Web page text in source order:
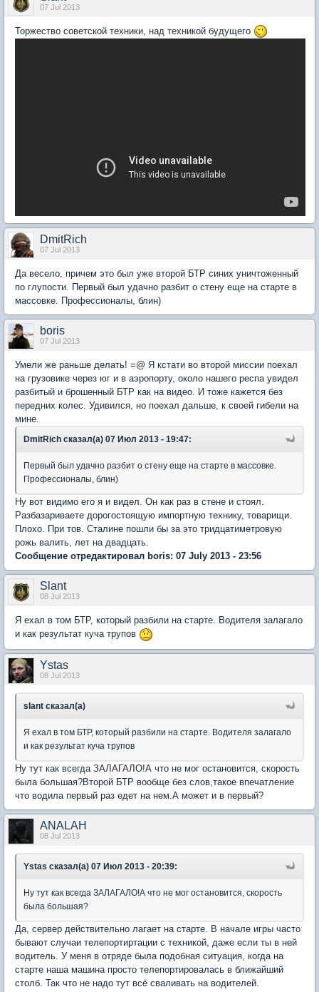
07 Jul 2013
Торжество советской техники, над техникой будущего
DmitRich
07 Jul 2013
Да весело, причем это был уже второй БТР синих уничтоженный
по глупости. Первый был удачно разбит о стену еще на старте в
массовке. Профессионалы, блин)
boris
07 Jul 2013
Умели же раньше делать! =@ Я кстати во второй миссии поехал
на грузовике через юг и в аэропорту, около нашего респа увидел
разбитый и брошенный БТР как на видео. И тоже кажется без
передних колес. Удивился, но поехал дальше, к своей гибели на
мине.
DmitRich сказал(а) 07 Июл 2013 - 19:47:
Первый был удачно разбит о стену еще на старте в массовке.
Профессионалы, блин)
Ну вот видимо его я и видел. Он как раз в стене и стоял.
Разбазариваете дорогостоящую импортную технику, товарищи.
Плохо. При тов. Сталине пошли бы за это тридцатиметровую
рожь валить, лет на двадцать.
Сообщение отредактировал boris: 07 July 2013 - 23:56
Slant
08 Jul 2013
Я ехал в том БТР, который разбили на старте. Водителя залагало
и как результат куча трупов
Ystas
08 Jul 2013
slant сказал(а)
Я ехал в том БТР, который разбили на старте. Водителя залагало
и как результат куча трупов
Ну тут как всегда ЗАЛАГАЛО!А что не мог остановится, скорость
была большая?Второй БТР вообще без слов,такое впечатление
что водила первый раз едет на нем.А может и в первый?
ANALAH
08 Jul 2013
Ystas сказал(а) 07 Июл 2013 - 20:39:
Ну тут как всегда ЗАЛАГАЛО!А что не мог остановится, скорость
была большая?
Да, сервер действительно лагает на старте. В начале игры часто
бывают случаи телепортиртации с техникой, даже если ты в ней
водитель. У меня в отряде была подобная ситуация, когда на
старте наша машина просто телепортировалась в ближайший
столб. Так что не надо тут всё сваливать на водителей.